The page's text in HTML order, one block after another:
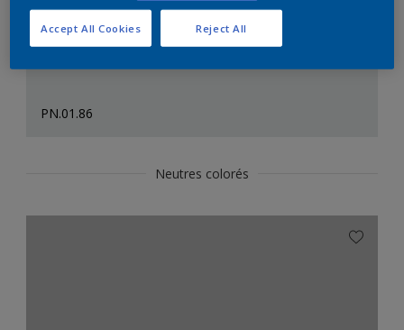
PN.01.86
Neutres colorés
Reject All
Accept All Cookies